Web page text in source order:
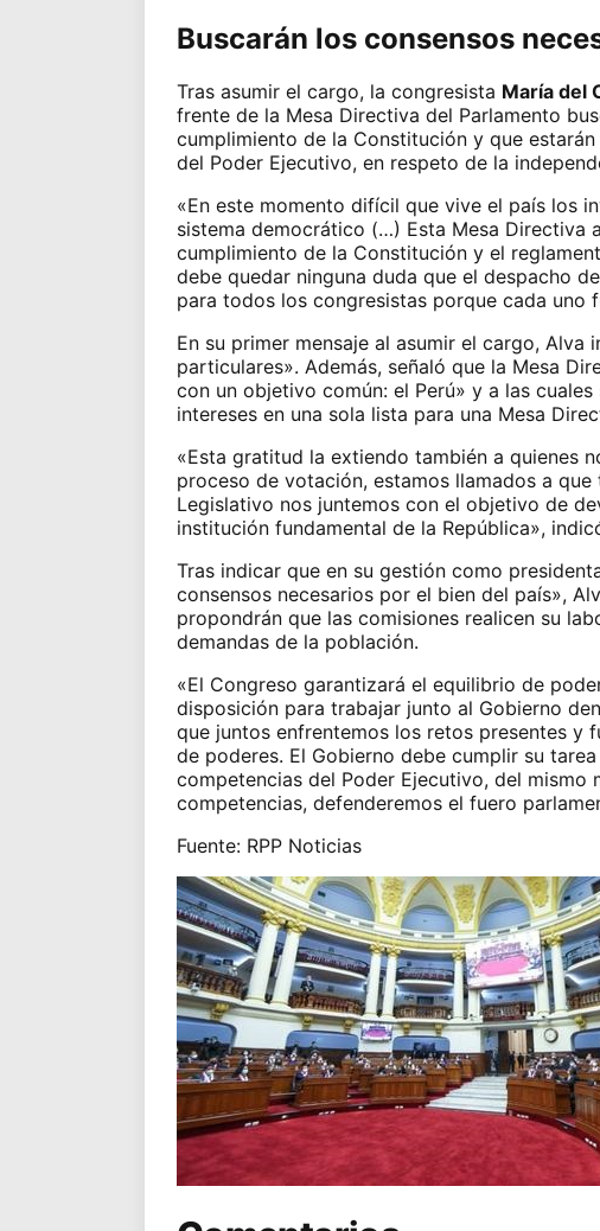
Buscarán los consensos
Tras asumir el cargo, la congresista María del
frente de la Mesa Directiva del Parlamento
cumplimiento de la Constitución y que
del Poder Ejecutivo, en respeto de la
«En este momento difícil que vive el país los
sistema democrático (…) Esta Mesa Directiva
cumplimiento de la Constitución y el
debe quedar ninguna duda que el despacho
para todos los congresistas porque cada uno
En su primer mensaje al asumir el cargo,
particulares». Además, señaló que la Mesa
con un objetivo común: el Perú» y a las
intereses en una sola lista para una Mesa
«Esta gratitud la extiendo también a quienes
proceso de votación, estamos llamados a
Legislativo nos juntemos con el objetivo de
institución fundamental de la República»,
Tras indicar que en su gestión como
consensos necesarios por el bien del país»,
propondrán que las comisiones realicen su
demandas de la población.
«El Congreso garantizará el equilibrio de
disposición para trabajar junto al Gobierno
que juntos enfrentemos los retos presentes
de poderes. El Gobierno debe cumplir su
competencias del Poder Ejecutivo, del
competencias, defenderemos el fuero
Fuente: RPP Noticias